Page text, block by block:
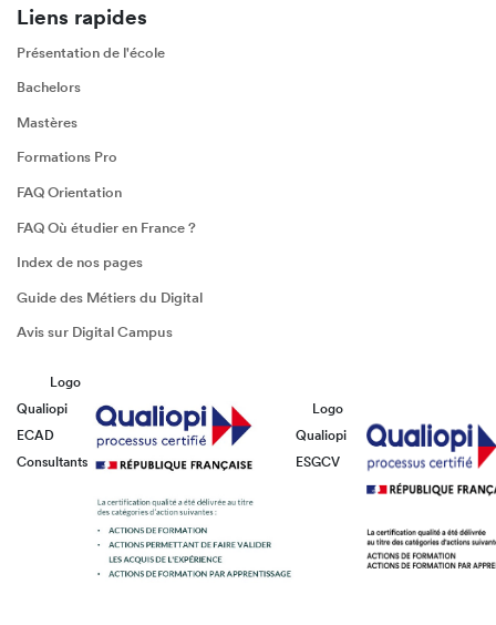
Liens rapides
Présentation de l'école
Bachelors
Mastères
Formations Pro
FAQ Orientation
FAQ Où étudier en France ?
Index de nos pages
Guide des Métiers du Digital
Avis sur Digital Campus
Logo
Qualiopi
ECAD
Consultants
Logo
Qualiopi
ESGCV